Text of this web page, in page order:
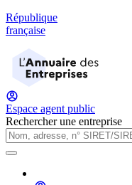
République
française
Espace agent public
Rechercher une entreprise